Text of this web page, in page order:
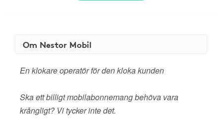
Om Nestor Mobil
En klokare operatör för den kloka kunden
Ska ett billigt mobilabonnemang behöva vara
krångligt? Vi tycker inte det.